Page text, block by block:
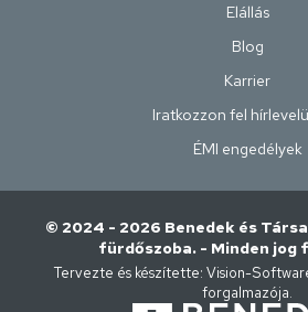
Elállás
Blog
Karrier
Iratkozzon fel
ÉMI engedélyek
© 2024 - 2026 Benedek és
fürdőszoba. - Minden
Tervezte és készítette: Vision-
forgalmazója.